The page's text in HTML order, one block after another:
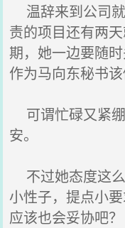
温辞来到公司
责的项目还有两
期，她一边要随
作为马向东秘书该
可谓忙碌又紧
安。
不过她态度这
小性子，提点小
应该也会妥协吧？